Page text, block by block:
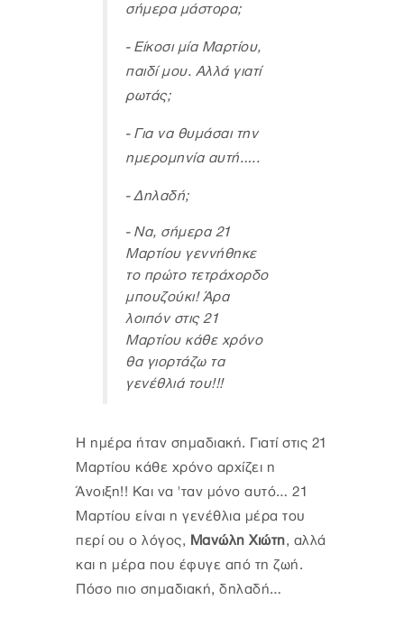
σήμερα μάστορα;
- Είκοσι μία Μαρτίου,
παιδί μου. Αλλά γιατί
ρωτάς;
- Για να θυμάσαι την
ημερομηνία αυτή…..
- Δηλαδή;
- Να, σήμερα 21
Μαρτίου γεννήθηκε
το πρώτο τετράχορδο
μπουζούκι! Άρα
λοιπόν στις 21
Μαρτίου κάθε χρόνο
θα γιορτάζω τα
γενέθλιά του!!!
Η ημέρα ήταν σημαδιακή. Γιατί στις 21
Μαρτίου κάθε χρόνο αρχίζει η
Άνοιξη!! Και να 'ταν μόνο αυτό… 21
Μαρτίου είναι η γενέθλια μέρα του
περί ου ο λόγος, Μανώλη Χιώτη, αλλά
και η μέρα που έφυγε από τη ζωή.
Πόσο πιο σημαδιακή, δηλαδή…